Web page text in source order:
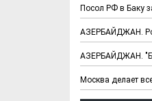
Посол РФ в Баку
АЗЕРБАЙДЖАН.
АЗЕРБАЙДЖАН.
Москва делает
из